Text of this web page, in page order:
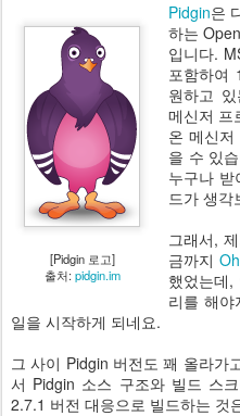
[Pidgin 로고]
출처:pidgin.im
Pidgin은
하는
입니다.
포함하여
원하고 있
메신저 프
온 메신
을 수 있
누구나 받
드가 생각
그래서,
금까지
했었는데,
리를 해
일을 시작하게 되네요.
그 사이 Pidgin 버전도 꽤 올라가
서 Pidgin 소스 구조와 빌드 스
2.7.1 버전 대응으로 빌드하는 것